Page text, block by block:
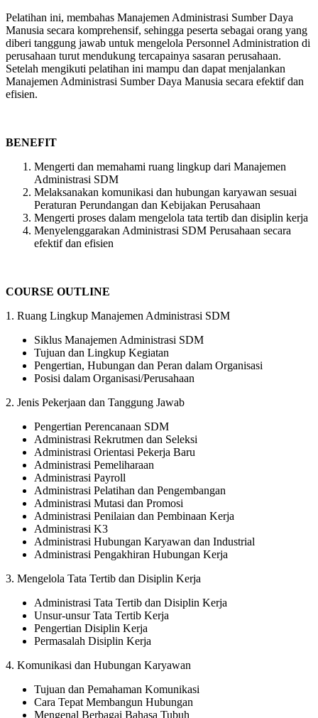
Pelatihan ini, membahas Manajemen Administrasi Sumber Daya
Manusia secara komprehensif, sehingga peserta sebagai orang yang
diberi tanggung jawab untuk mengelola Personnel Administration di
perusahaan turut mendukung tercapainya sasaran perusahaan.
Setelah mengikuti pelatihan ini mampu dan dapat menjalankan
Manajemen Administrasi Sumber Daya Manusia secara efektif dan
efisien.
BENEFIT
Mengerti dan memahami ruang lingkup dari Manajemen
Administrasi SDM
Melaksanakan komunikasi dan hubungan karyawan sesuai
Peraturan Perundangan dan Kebijakan Perusahaan
Mengerti proses dalam mengelola tata tertib dan disiplin kerja
Menyelenggarakan Administrasi SDM Perusahaan secara
efektif dan efisien
COURSE OUTLINE
1. Ruang Lingkup Manajemen Administrasi SDM
Siklus Manajemen Administrasi SDM
Tujuan dan Lingkup Kegiatan
Pengertian, Hubungan dan Peran dalam Organisasi
Posisi dalam Organisasi/Perusahaan
2. Jenis Pekerjaan dan Tanggung Jawab
Pengertian Perencanaan SDM
Administrasi Rekrutmen dan Seleksi
Administrasi Orientasi Pekerja Baru
Administrasi Pemeliharaan
Administrasi Payroll
Administrasi Pelatihan dan Pengembangan
Administrasi Mutasi dan Promosi
Administrasi Penilaian dan Pembinaan Kerja
Administrasi K3
Administrasi Hubungan Karyawan dan Industrial
Administrasi Pengakhiran Hubungan Kerja
3. Mengelola Tata Tertib dan Disiplin Kerja
Administrasi Tata Tertib dan Disiplin Kerja
Unsur-unsur Tata Tertib Kerja
Pengertian Disiplin Kerja
Permasalah Disiplin Kerja
4. Komunikasi dan Hubungan Karyawan
Tujuan dan Pemahaman Komunikasi
Cara Tepat Membangun Hubungan
Mengenal Berbagai Bahasa Tubuh